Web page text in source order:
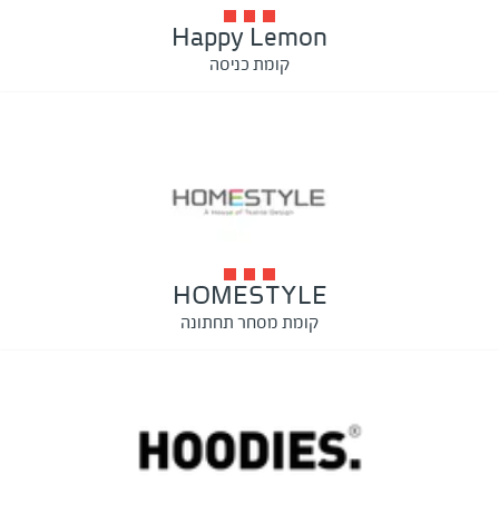
Happy Lemon
קומת כניסה
HOMESTYLE
קומת מסחר תחתונה